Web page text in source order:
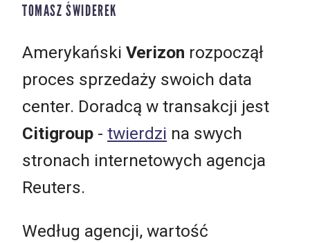
TOMASZ ŚWIDEREK
Amerykański Verizon rozpoczął
proces sprzedaży swoich data
center. Doradcą w transakcji jest
Citigroup - twierdzi na swych
stronach internetowych agencja
Reuters.
Według agencji, wartość